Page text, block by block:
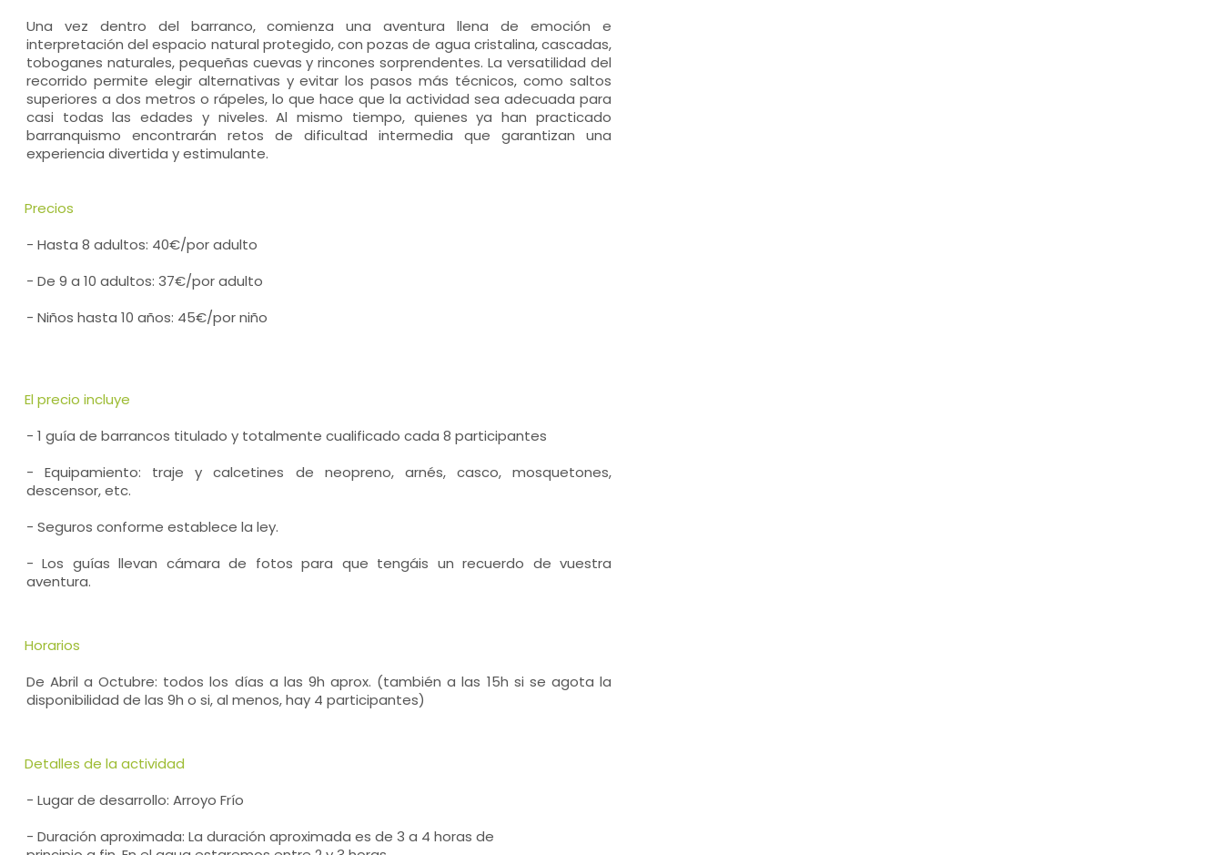
Una vez dentro del barranco, comienza una aventura llena de emoción e
interpretación del espacio natural protegido, con pozas de agua cristalina, cascadas,
toboganes naturales, pequeñas cuevas y rincones sorprendentes. La versatilidad del
recorrido permite elegir alternativas y evitar los pasos más técnicos, como saltos
superiores a dos metros o rápeles, lo que hace que la actividad sea adecuada para
casi todas las edades y niveles. Al mismo tiempo, quienes ya han practicado
barranquismo encontrarán retos de dificultad intermedia que garantizan una
experiencia divertida y estimulante.
Precios
- Hasta 8 adultos: 40€/por adulto
- De 9 a 10 adultos: 37€/por adulto
- Niños hasta 10 años: 45€/por niño
El precio incluye
- 1 guía de barrancos titulado y totalmente cualificado cada 8 participantes
- Equipamiento: traje y calcetines de neopreno, arnés, casco, mosquetones,
descensor, etc.
- Seguros conforme establece la ley.
- Los guías llevan cámara de fotos para que tengáis un recuerdo de vuestra
aventura.
Horarios
De Abril a Octubre: todos los días a las 9h aprox. (también a las 15h si se agota la
disponibilidad de las 9h o si, al menos, hay 4 participantes)
Detalles de la actividad
- Lugar de desarrollo: Arroyo Frío
- Duración aproximada: La duración aproximada es de 3 a 4 horas de